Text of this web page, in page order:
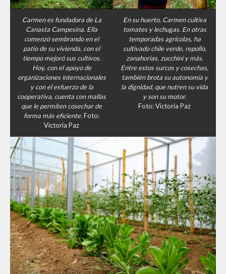
Carmen es fundadora de La
Canasta Campesina. Ella
comenzó sembrando en el
patio de su vivienda, con el
tiempo mejoró sus cultivos.
Hoy, con el apoyo de
organizaciones internacionales
y con el esfuerzo de la
cooperativa, cuenta con mallas
que le permiten cosechar de
forma más eficiente. Foto:
Victoria Paz
En su huerto, Carmen cultiva
tomates y lechugas. En otras
temporadas agrícolas, ha
cultivado chile verde, repollo,
zanahorias, zucchini y más.
Entre estos surcos y cosechas,
también brota su autonomía y
la dignidad, que nutren su vida
y son su motor.
Foto: Victoria Paz